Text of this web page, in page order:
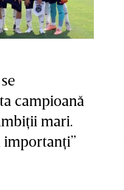
campioană
mari.
importanţi”